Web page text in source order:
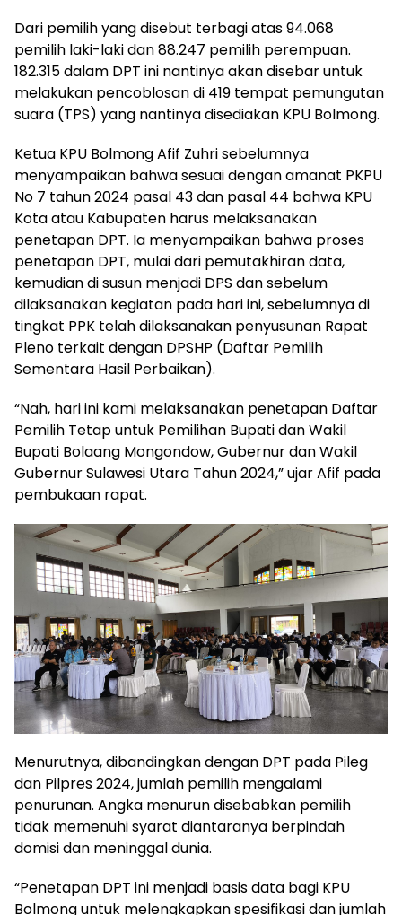
Dari pemilih yang disebut terbagi atas 94.068
pemilih laki-laki dan 88.247 pemilih perempuan.
182.315 dalam DPT ini nantinya akan disebar untuk
melakukan pencoblosan di 419 tempat pemungutan
suara (TPS) yang nantinya disediakan KPU Bolmong.
Ketua KPU Bolmong Afif Zuhri sebelumnya
menyampaikan bahwa sesuai dengan amanat PKPU
No 7 tahun 2024 pasal 43 dan pasal 44 bahwa KPU
Kota atau Kabupaten harus melaksanakan
penetapan DPT. Ia menyampaikan bahwa proses
penetapan DPT, mulai dari pemutakhiran data,
kemudian di susun menjadi DPS dan sebelum
dilaksanakan kegiatan pada hari ini, sebelumnya di
tingkat PPK telah dilaksanakan penyusunan Rapat
Pleno terkait dengan DPSHP (Daftar Pemilih
Sementara Hasil Perbaikan).
“Nah, hari ini kami melaksanakan penetapan Daftar
Pemilih Tetap untuk Pemilihan Bupati dan Wakil
Bupati Bolaang Mongondow, Gubernur dan Wakil
Gubernur Sulawesi Utara Tahun 2024,” ujar Afif pada
pembukaan rapat.
Menurutnya, dibandingkan dengan DPT pada Pileg
dan Pilpres 2024, jumlah pemilih mengalami
penurunan. Angka menurun disebabkan pemilih
tidak memenuhi syarat diantaranya berpindah
domisi dan meninggal dunia.
“Penetapan DPT ini menjadi basis data bagi KPU
Bolmong untuk melengkapkan spesifikasi dan jumlah